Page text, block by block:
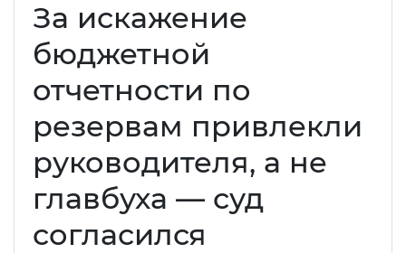
За искажение
бюджетной
отчетности по
резервам привлекли
руководителя, а не
главбуха — суд
согласился